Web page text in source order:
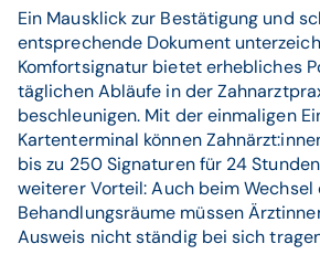
Ein Mausklick zur Bestätigung und
entsprechende Dokument
Komfortsignatur bietet erhebliches
täglichen Abläufe in der
beschleunigen. Mit der einmaligen
Kartenterminal können
bis zu 250 Signaturen für 24
weiterer Vorteil: Auch beim Wechsel
Behandlungsräume müssen
Ausweis nicht ständig bei sich